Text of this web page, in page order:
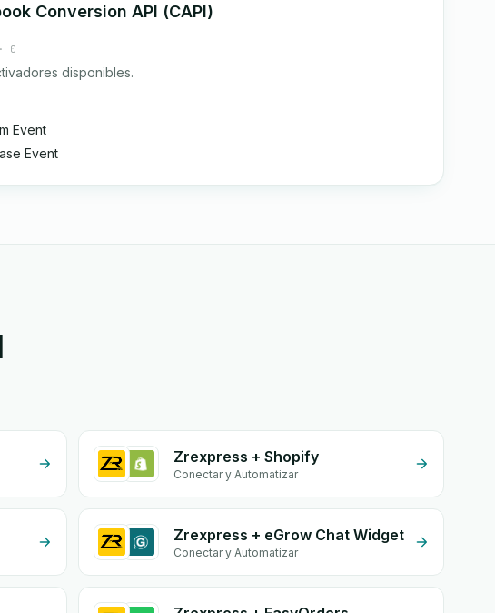
Conversion API (CAPI)
· 0
disponibles.
Event
Event
Zrexpress + Shopify
Conectar y Automatizar
Zrexpress + eGrow Chat Widget
Conectar y Automatizar